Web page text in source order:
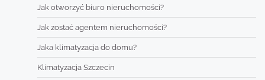
Jak otworzyć biuro nieruchomości?
Jak zostać agentem nieruchomości?
Jaka klimatyzacja do domu?
Klimatyzacja Szczecin